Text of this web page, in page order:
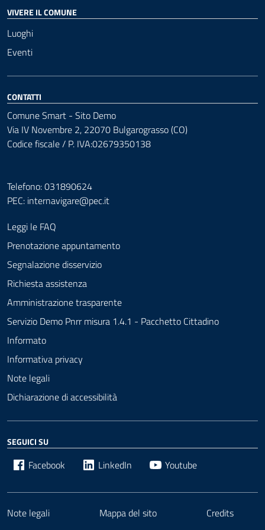
VIVERE IL COMUNE
Luoghi
Eventi
CONTATTI
Comune Smart - Sito Demo
Via IV Novembre 2, 22070 Bulgarograsso (CO)
Codice fiscale / P. IVA:02679350138
Telefono: 031890624
PEC: internavigare@pec.it
Leggi le FAQ
Prenotazione appuntamento
Segnalazione disservizio
Richiesta assistenza
Amministrazione trasparente
Servizio Demo Pnrr misura 1.4.1 - Pacchetto Cittadino
Informato
Informativa privacy
Note legali
Dichiarazione di accessibilità
SEGUICI SU
Facebook LinkedIn Youtube
Note legali Mappa del sito Credits